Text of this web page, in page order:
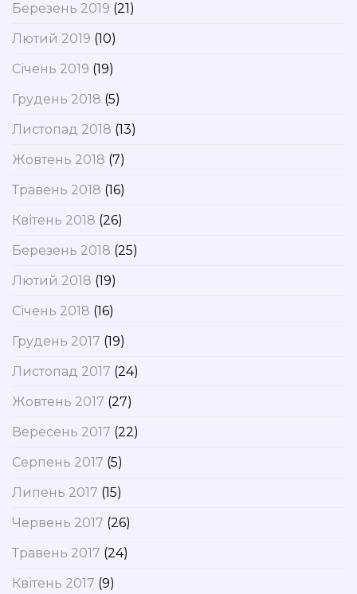
Березень 2019 (21)
Лютий 2019 (10)
Січень 2019 (19)
Грудень 2018 (5)
Листопад 2018 (13)
Жовтень 2018 (7)
Травень 2018 (16)
Квітень 2018 (26)
Березень 2018 (25)
Лютий 2018 (19)
Січень 2018 (16)
Грудень 2017 (19)
Листопад 2017 (24)
Жовтень 2017 (27)
Вересень 2017 (22)
Серпень 2017 (5)
Липень 2017 (15)
Червень 2017 (26)
Травень 2017 (24)
Квітень 2017 (9)